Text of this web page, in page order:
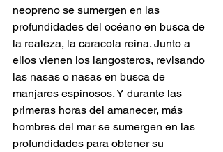
neopreno se sumergen en las
profundidades del océano en busca de
la realeza, la caracola reina. Junto a
ellos vienen los langosteros, revisando
las nasas o nasas en busca de
manjares espinosos. Y durante las
primeras horas del amanecer, más
hombres del mar se sumergen en las
profundidades para obtener su